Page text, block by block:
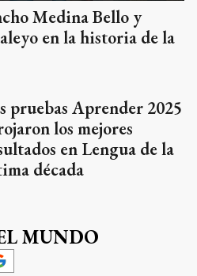
Medina Bello y
en la historia de la
pruebas Aprender 2025
los mejores
en Lengua de la
década
MUNDO